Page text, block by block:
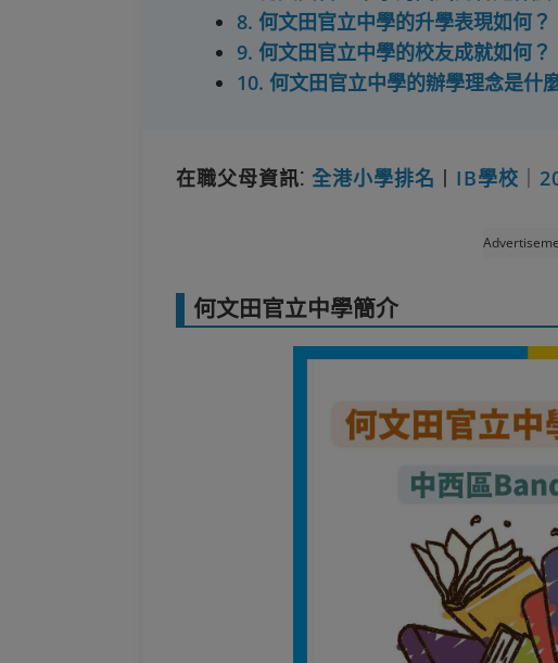
8. 何文田官立中學的升學表現如何？
9. 何文田官立中學的校友成就如何？
10. 何文田官立中學的辦學理念是什
在職父母資訊⁚ 全港小學排名 丨 IB學校
何文田官立中學簡介